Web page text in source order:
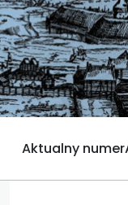
Aktualny numer